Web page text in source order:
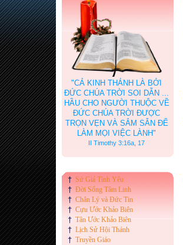
"CẢ KINH THÁNH LÀ BỞI
ĐỨC CHÚA TRỜI SOI DẪN ...
HẦU CHO NGƯỜI THUỘC VỀ
ĐỨC CHÚA TRỜI ĐƯỢC
TRỌN VẸN VÀ SẮM SẴN ĐỂ
LÀM MỌI VIỆC LÀNH"
II Timothy 3:16a, 17
† Sứ Giả Tình Yêu
† Đời Sống Tâm Linh
† Chân Lý và Đức Tin
† Cựu Ước Khảo Biên
† Tân Ước Khảo Biên
† Lịch Sử Hội Thánh
† Truyền Giáo